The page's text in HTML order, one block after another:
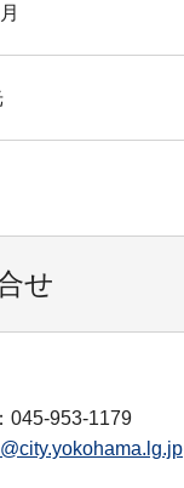
せ
045-953-1179